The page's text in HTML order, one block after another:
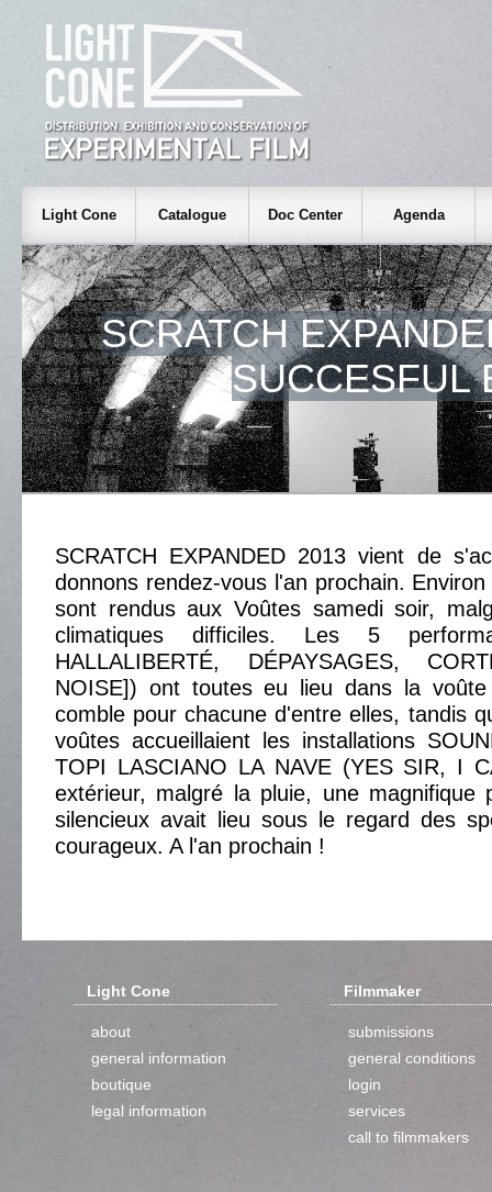
Light Cone Catalogue Doc Center Agenda
SCRATCH
SUCCESFUL
SCRATCH EXPANDED 2013 vient de
donnons rendez-vous l'an prochain.
sont rendus aux Voûtes samedi soir,
climatiques difficiles. Les 5
HALLALIBERTÉ, DÉPAYSAGES,
NOISE]) ont toutes eu lieu dans la
comble pour chacune d'entre elles, tandis
voûtes accueillaient les installations
TOPI LASCIANO LA NAVE (YES SIR, I
extérieur, malgré la pluie, une magnifique
silencieux avait lieu sous le regard des
courageux. A l'an prochain !
Light Cone
about
general information
boutique
legal information
Filmmaker
submissions
general conditions
login
services
call to filmmakers